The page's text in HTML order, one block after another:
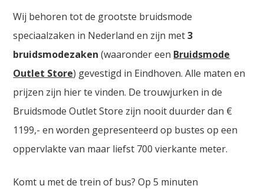
Wij behoren tot de grootste bruidsmode
speciaalzaken in Nederland en zijn met3
bruidsmodezaken (waaronder een Bruidsmode
Outlet Store) gevestigd in Eindhoven. Alle maten en
prijzen zijn hier te vinden. De trouwjurken in de
Bruidsmode Outlet Store zijn nooit duurder dan €
1199,- en worden gepresenteerd op bustes op een
oppervlakte van maar liefst 700 vierkante meter.
Komt u met de trein of bus? Op 5 minuten